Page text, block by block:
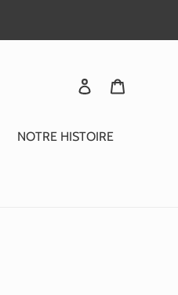
Se connecter
NOTRE HISTOIRE